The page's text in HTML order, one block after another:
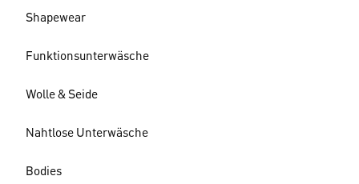
Shapewear
Funktionsunterwäsche
Wolle & Seide
Nahtlose Unterwäsche
Bodies